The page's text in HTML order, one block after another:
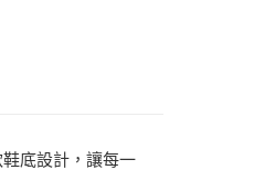
底設計，讓每一